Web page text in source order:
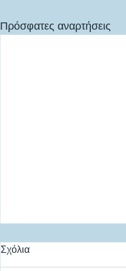
Πρόσφατες αναρτήσεις
Σχόλια